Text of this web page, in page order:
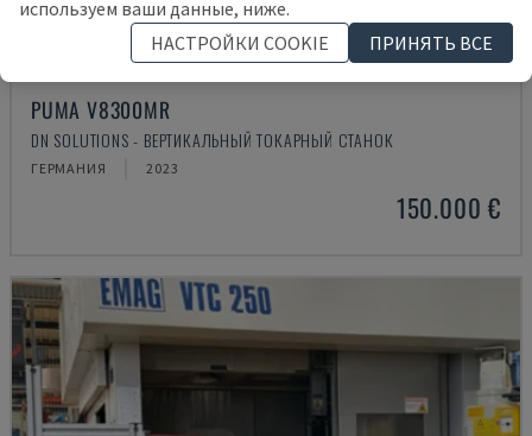
PUMA V8300MR
DN SOLUTIONS - ВЕРТИКАЛЬНЫЙ ТОКАРНЫЙ СТАНОК
ГЕРМАНИЯ 2023
150.000 €
используем ваши данные, ниже.
НАСТРОЙКИ COOKIE
ПРИНЯТЬ ВСЕ